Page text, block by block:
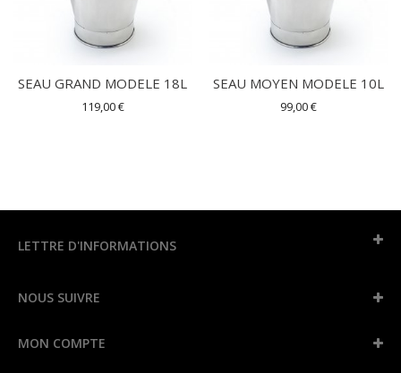
SEAU GRAND MODELE 18L
119,00 €
SEAU MOYEN MODELE 10L
99,00 €
LETTRE D'INFORMATIONS
NOUS SUIVRE
MON COMPTE